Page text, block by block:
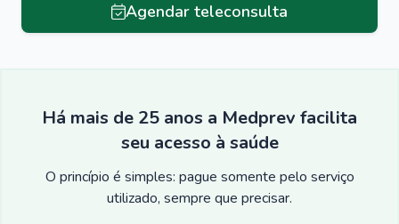
Agendar teleconsulta
Há mais de 25 anos a Medprev facilita
seu acesso à saúde
O princípio é simples: pague somente pelo serviço
utilizado, sempre que precisar.